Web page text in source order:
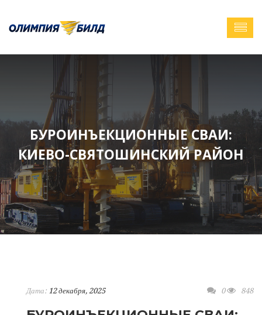
БУРОИНЪЕКЦИОННЫЕ СВАИ:
КИЕВО-СВЯТОШИНСКИЙ РАЙОН
Дата: 12 декабря, 2025 0 848